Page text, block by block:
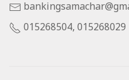
015268504, 015268029